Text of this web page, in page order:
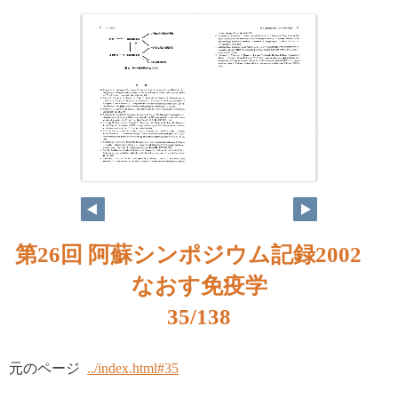
第26回 阿蘇シンポジウム記録2002
なおす免疫学
35/138
元のページ ../index.html#35